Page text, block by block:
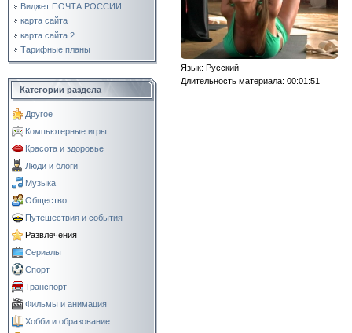
Виджет ПОЧТА РОССИИ
карта сайта
карта сайта 2
Тарифные планы
Категории раздела
Другое
Компьютерные игры
Красота и здоровье
Люди и блоги
Музыка
Общество
Путешествия и события
Развлечения
Сериалы
Спорт
Транспорт
Фильмы и анимация
Хобби и образование
Язык: Русский
Длительность материала: 00:01:51